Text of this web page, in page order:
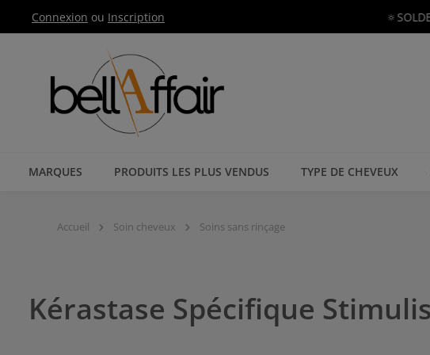
à la navigation principale
Connexion ou Inscription
MARQUES PRODUITS LES PLUS VENDUS TYPE DE CHEVEUX
Accueil Soin cheveux Soins sans rinçage
Kérastase Spécifique